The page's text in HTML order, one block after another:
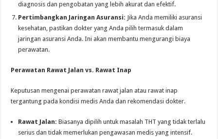
diagnosis dan pengobatan yang lebih akurat dan efektif.
Pertimbangkan Jaringan Asuransi: Jika Anda memiliki asuransi
kesehatan, pastikan dokter yang Anda pilih termasuk dalam
jaringan asuransi Anda. Ini akan membantu mengurangi biaya
perawatan.
Perawatan Rawat Jalan vs. Rawat Inap
Keputusan mengenai perawatan rawat jalan atau rawat inap
tergantung pada kondisi medis Anda dan rekomendasi dokter.
Rawat Jalan: Biasanya dipilih untuk masalah THT yang tidak terlalu
serius dan tidak memerlukan pengawasan medis yang intensif.